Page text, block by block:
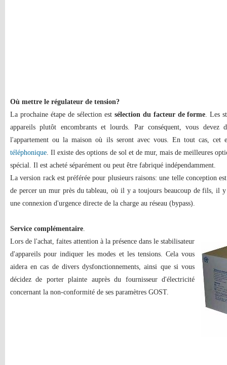
Où mettre le régulateur de tension?
La prochaine étape de sélection est sélection du facteur de forme. Les
appareils plutôt encombrants et lourds. Par conséquent, vous devez
l'appartement ou la maison où ils seront avec vous. En tout cas,
téléphonique. Il existe des options de sol et de mur, mais de meilleures
spécial. Il est acheté séparément ou peut être fabriqué indépendamment.
La version rack est préférée pour plusieurs raisons: une telle conception
de percer un mur près du tableau, où il y a toujours beaucoup de fils, il
une connexion d'urgence directe de la charge au réseau (bypass).
Service complémentaire.
Lors de l'achat, faites attention à la présence dans le stabilisateur
d'appareils pour indiquer les modes et les tensions. Cela vous
aidera en cas de divers dysfonctionnements, ainsi que si vous
décidez de porter plainte auprès du fournisseur d'électricité
concernant la non-conformité de ses paramètres GOST.